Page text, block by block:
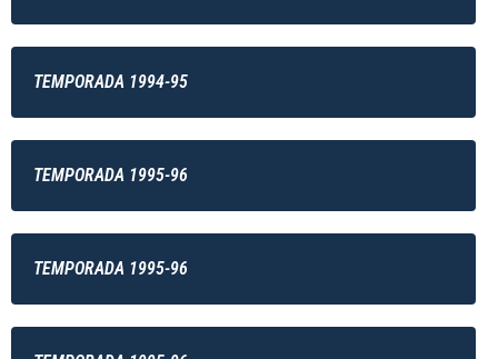
TEMPORADA 1994-95
TEMPORADA 1995-96
TEMPORADA 1995-96